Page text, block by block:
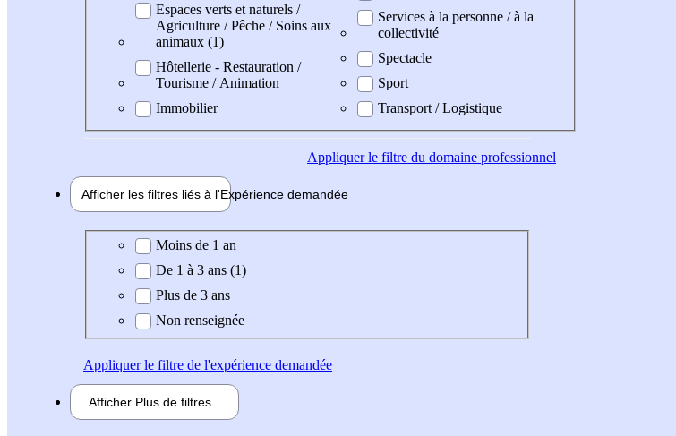
Espaces verts et naturels /
Agriculture / Pêche / Soins aux
animaux (1)
Hôtellerie - Restauration /
Tourisme / Animation
Immobilier
Services à la personne / à la
collectivité
Spectacle
Sport
Transport / Logistique
Appliquerle filtre du domaine professionnel
Afficher les filtres liés à l'Expérience demandée
Expérience demandée
Moins de 1 an
De 1 à 3 ans (1)
Plus de 3 ans
Non renseignée
Appliquerle filtre de l'expérience demandée
Afficher Plus de filtres